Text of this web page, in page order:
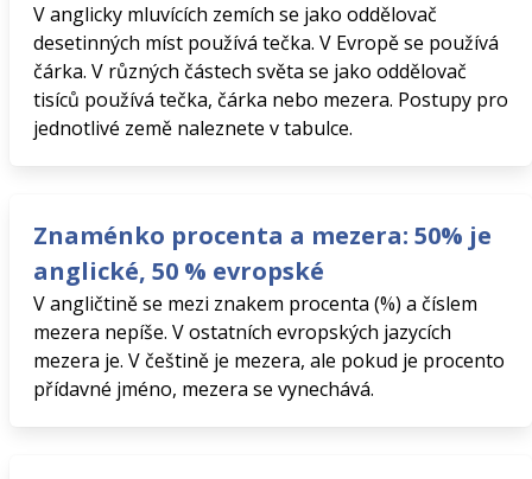
V anglicky mluvících zemích se jako oddělovač
desetinných míst používá tečka. V Evropě se používá
čárka. V různých částech světa se jako oddělovač
tisíců používá tečka, čárka nebo mezera. Postupy pro
jednotlivé země naleznete v tabulce.
Znaménko procenta a mezera: 50% je
anglické, 50 % evropské
V angličtině se mezi znakem procenta (%) a číslem
mezera nepíše. V ostatních evropských jazycích
mezera je. V češtině je mezera, ale pokud je procento
přídavné jméno, mezera se vynechává.